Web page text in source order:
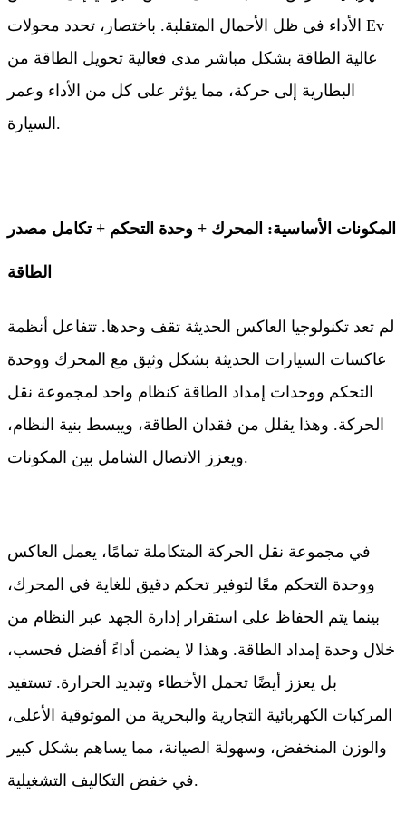
الأداء في ظل الأحمال المتقلبة. باختصار، تحدد محولات Ev
عالية الطاقة بشكل مباشر مدى فعالية تحويل الطاقة من
البطارية إلى حركة، مما يؤثر على كل من الأداء وعمر
السيارة.
المكونات الأساسية: المحرك + وحدة التحكم + تكامل مصدر
الطاقة
لم تعد تكنولوجيا العاكس الحديثة تقف وحدها. تتفاعل أنظمة
عاكسات السيارات الحديثة بشكل وثيق مع المحرك ووحدة
التحكم ووحدات إمداد الطاقة كنظام واحد لمجموعة نقل
الحركة. وهذا يقلل من فقدان الطاقة، ويبسط بنية النظام،
ويعزز الاتصال الشامل بين المكونات.
في مجموعة نقل الحركة المتكاملة تمامًا، يعمل العاكس
ووحدة التحكم معًا لتوفير تحكم دقيق للغاية في المحرك،
بينما يتم الحفاظ على استقرار إدارة الجهد عبر النظام من
خلال وحدة إمداد الطاقة. وهذا لا يضمن أداءً أفضل فحسب،
بل يعزز أيضًا تحمل الأخطاء وتبديد الحرارة. تستفيد
المركبات الكهربائية التجارية والبحرية من الموثوقية الأعلى،
والوزن المنخفض، وسهولة الصيانة، مما يساهم بشكل كبير
في خفض التكاليف التشغيلية.